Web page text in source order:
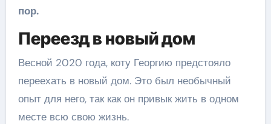
пор.
Переезд в новый дом
Весной 2020 года, коту Георгию предстояло
переехать в новый дом. Это был необычный
опыт для него, так как он привык жить в одном
месте всю свою жизнь.